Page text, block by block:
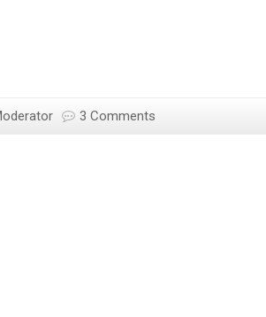
3 Comments